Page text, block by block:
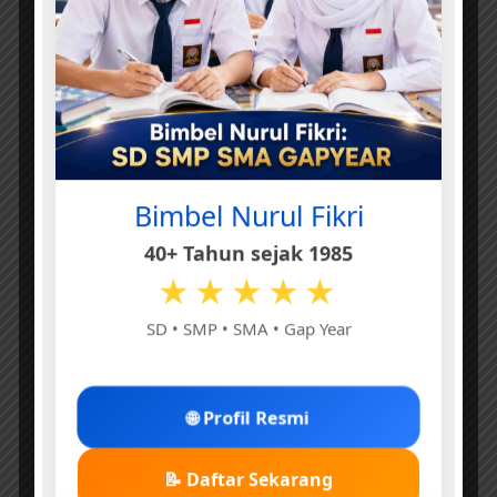
Bimbel Nurul Fikri
40+ Tahun sejak 1985
★★★★★
SD • SMP • SMA • Gap Year
🌐 Profil Resmi
📝 Daftar Sekarang